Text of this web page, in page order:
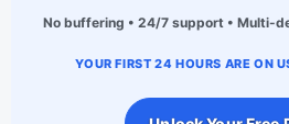
No buffering • 24/7 support • Multi-
YOUR FIRST 24 HOURS ARE ON